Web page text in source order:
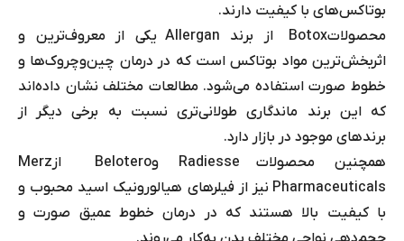
بوتاکس‌های با کیفیت دارند.
محصولاتBotox از برند Allergan یکی از معروف‌ترین و
اثربخش‌ترین مواد بوتاکس است که در درمان چین‌وچروک‌ها و
خطوط صورت استفاده می‌شود. مطالعات مختلف نشان داده‌اند
که این برند ماندگاری طولانی‌تری نسبت به برخی دیگر از
برندهای موجود در بازار دارد.
همچنین محصولات Radiesse وBelotero ازMerz
Pharmaceuticals نیز از فیلرهای هیالورونیک اسید محبوب و
با کیفیت بالا هستند که در درمان خطوط عمیق صورت و